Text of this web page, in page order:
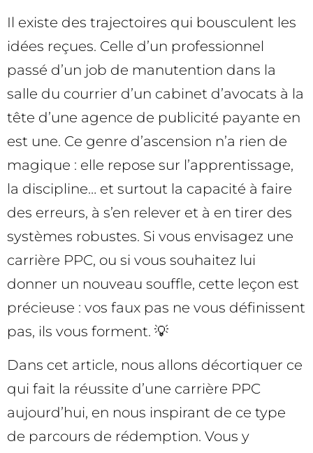
Il existe des trajectoires qui bousculent les
idées reçues. Celle d’un professionnel
passé d’un job de manutention dans la
salle du courrier d’un cabinet d’avocats à la
tête d’une agence de publicité payante en
est une. Ce genre d’ascension n’a rien de
magique : elle repose sur l’apprentissage,
la discipline… et surtout la capacité à faire
des erreurs, à s’en relever et à en tirer des
systèmes robustes. Si vous envisagez une
carrière PPC, ou si vous souhaitez lui
donner un nouveau souffle, cette leçon est
précieuse : vos faux pas ne vous définissent
pas, ils vous forment. 💡
Dans cet article, nous allons décortiquer ce
qui fait la réussite d’une carrière PPC
aujourd’hui, en nous inspirant de ce type
de parcours de rédemption. Vous y